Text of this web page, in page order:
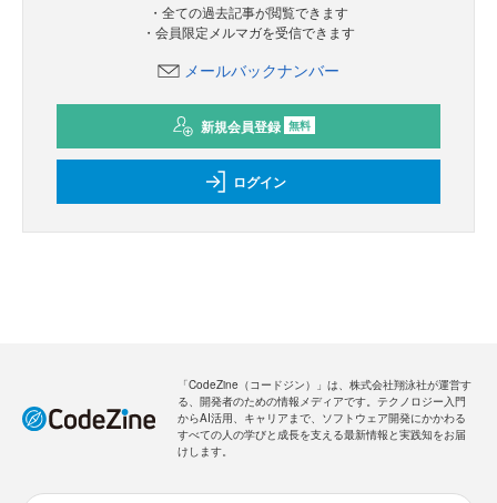
・全ての過去記事が閲覧できます
・会員限定メルマガを受信できます
メールバックナンバー
新規会員登録 無料
ログイン
「CodeZine（コードジン）」は、株式会社翔泳社が運営す
る、開発者のための情報メディアです。テクノロジー入門
からAI活用、キャリアまで、ソフトウェア開発にかかわる
すべての人の学びと成長を支える最新情報と実践知をお届
けします。